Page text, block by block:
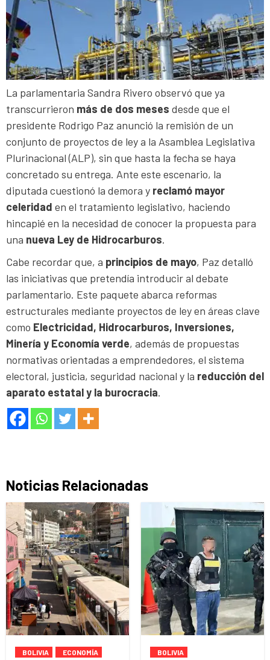
La parlamentaria Sandra Rivero observó que ya
transcurrieron más de dos meses desde que el
presidente Rodrigo Paz anunció la remisión de un
conjunto de proyectos de ley a la Asamblea Legislativa
Plurinacional (ALP), sin que hasta la fecha se haya
concretado su entrega. Ante este escenario, la
diputada cuestionó la demora y reclamó mayor
celeridad en el tratamiento legislativo, haciendo
hincapié en la necesidad de conocer la propuesta para
una nueva Ley de Hidrocarburos.
Cabe recordar que, a principios de mayo, Paz detalló
las iniciativas que pretendía introducir al debate
parlamentario. Este paquete abarca reformas
estructurales mediante proyectos de ley en áreas clave
como Electricidad, Hidrocarburos, Inversiones,
Minería y Economía verde, además de propuestas
normativas orientadas a emprendedores, el sistema
electoral, justicia, seguridad nacional y la reducción del
aparato estatal y la burocracia.
Noticias Relacionadas
BOLIVIA
ECONOMÍA
BOLIVIA